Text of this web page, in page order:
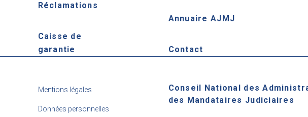
Réclamations
Caisse de
garantie
Annuaire AJMJ
Contact
Mentions légales
Données personnelles
Conseil National des
des Mandataires Judiciaires